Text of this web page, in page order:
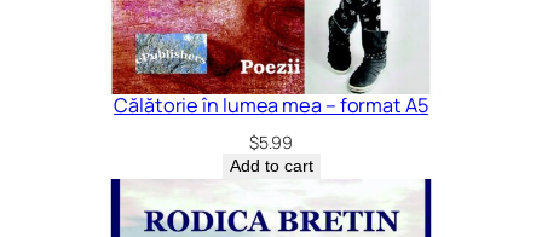
Călătorie în lumea mea – format A5
$5.99
Add to cart